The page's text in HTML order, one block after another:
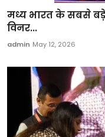
मध्य भारत के सबसे
विनर...
admin May 12, 2026